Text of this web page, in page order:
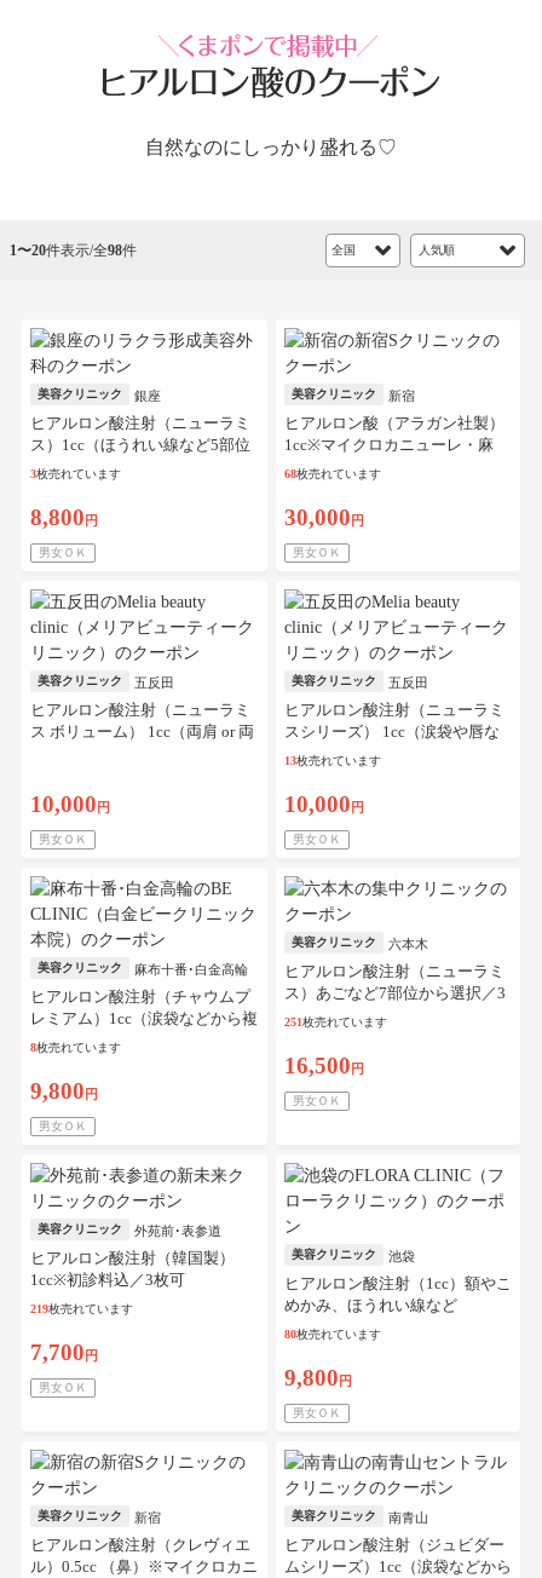
自然なのにしっかり盛れる♡
1〜20件表示/全98件
美容クリニック 銀座
ヒアルロン酸注射（ニューラミ
ス）1cc（ほうれい線など5部位
から選択）
3枚売れています
8,800 円
男女ＯＫ
美容クリニック 新宿
ヒアルロン酸（アラガン社製）
1cc※マイクロカニューレ・麻
酔・初診料込
68枚売れています
30,000 円
男女ＯＫ
美容クリニック 五反田
ヒアルロン酸注射（ニューラミ
ス ボリューム） 1cc（両肩 or 両
10,000 円
男女ＯＫ
美容クリニック 五反田
ヒアルロン酸注射（ニューラミ
スシリーズ） 1cc（涙袋や唇な
どから複数部位選択可）※マイ
5枚可
13枚売れています
10,000 円
男女ＯＫ
美容クリニック 麻布十番･白金高輪
ヒアルロン酸注射（チャウムプ
レミアム）1cc（涙袋などから複
数部位可）※初診料込／リピー
8枚売れています
9,800 円
男女ＯＫ
美容クリニック 六本木
ヒアルロン酸注射（ニューラミ
ス）あごなど7部位から選択／3
枚可
251枚売れています
16,500 円
男女ＯＫ
美容クリニック 外苑前･表参道
ヒアルロン酸注射（韓国製）
1cc※初診料込／3枚可
219枚売れています
7,700 円
男女ＯＫ
美容クリニック 池袋
ヒアルロン酸注射（1cc）額やこ
めかみ、ほうれい線など
80枚売れています
9,800 円
男女ＯＫ
美容クリニック 新宿
ヒアルロン酸注射（クレヴィエ
ル）0.5cc （鼻）※マイクロカニ
美容クリニック 南青山
ヒアルロン酸注射（ジュビダー
ムシリーズ）1cc（涙袋などから